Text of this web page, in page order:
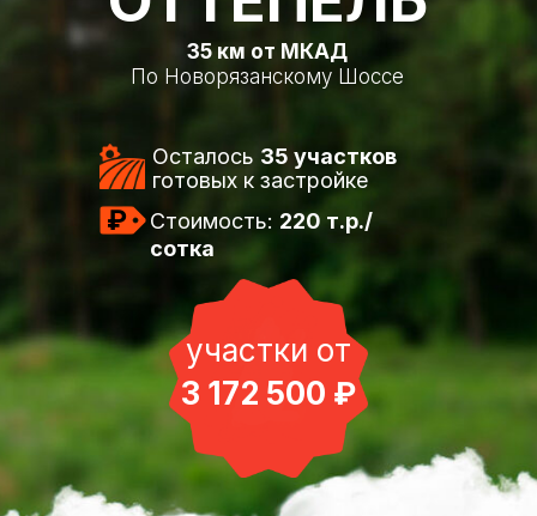
3 172 500 ₽
участки от
35 км от МКАД
По Новорязанскому Шоссе
Осталось 35 участков
готовых к застройке
Стоимость: 220 т.р./
сотка
₽